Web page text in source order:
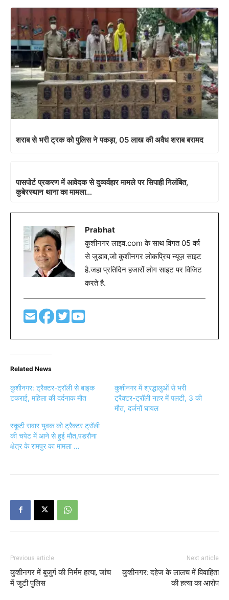
शराब से भरी ट्रक को पुलिस ने पकड़ा, 05 लाख की अवैध शराब बरामद
पासपोर्ट प्रकरण में आवेदक से दुव्यर्वहार मामले पर सिपाही निलंबित,
कुबेरस्थान थाना का मामला…
Prabhat
कुशीनगर लाइव.com के साथ विगत 05 वर्ष
से जुडाव,जो कुशीनगर लोकप्रिय न्यूज़ साइट
है.जहा प्रतिदिन हजारों लोग साइट पर विजिट
करते है.
Related News
कुशीनगर: ट्रैक्टर-ट्रॉली से बाइक
टकराई, महिला की दर्दनाक मौत
कुशीनगर में श्रद्धालुओं से भरी
ट्रैक्टर-ट्रॉली नहर में पलटी, 3 की
मौत, दर्जनों घायल
स्कूटी सवार युवक को ट्रैक्टर ट्रॉली
की चपेट में आने से हुई मौत,पडरौना
क्षेत्र के रामपुर का मामला …
Previous article
कुशीनगर में बुजुर्ग की निर्मम हत्या, जांच
में जुटी पुलिस
Next article
कुशीनगर: दहेज के लालच में विवाहिता
की हत्या का आरोप